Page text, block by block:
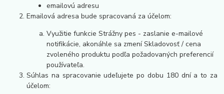
emailovú adresu
Emailová adresa bude spracovaná za účelom:
Využitie funkcie Strážny pes - zaslanie e-mailové
notifikácie, akonáhle sa zmení Skladovosť / cena
zvoleného produktu podľa požadovaných preferencií
používateľa.
Súhlas na spracovanie udeľujete po dobu 180 dní a to za
účelom: